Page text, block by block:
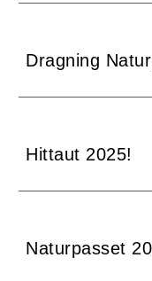
Dragning
Hittaut 2025!
Naturpasset